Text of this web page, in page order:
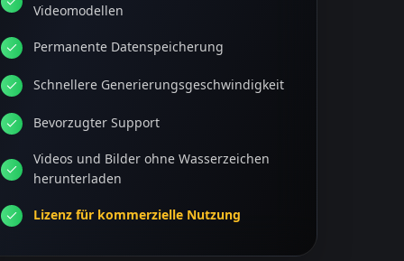
Videomodellen
Permanente Datenspeicherung
Schnellere Generierungsgeschwindigkeit
Bevorzugter Support
Videos und Bilder ohne Wasserzeichen
herunterladen
Lizenz für kommerzielle Nutzung